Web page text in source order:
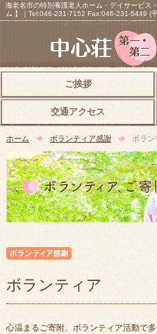
海老名市の特別養護老人ホーム・デイサービス
ム 】｜Tel:046-231-7152 Fax:046-231-5449 (
ご挨拶
交通アクセス
ホーム ボランティア感謝 ボラン
ボランティア
心温まるご寄附、ボランティア活動で